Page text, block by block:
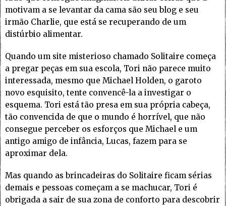
motivam a se levantar da cama são seu blog e seu
irmão Charlie, que está se recuperando de um
distúrbio alimentar.
Quando um site misterioso chamado Solitaire começa
a pregar peças em sua escola, Tori não parece muito
interessada, mesmo que Michael Holden, o garoto
novo esquisito, tente convencê-la a investigar o
esquema. Tori está tão presa em sua própria cabeça,
tão convencida de que o mundo é horrível, que não
consegue perceber os esforços que Michael e um
antigo amigo de infância, Lucas, fazem para se
aproximar dela.
Mas quando as brincadeiras do Solitaire ficam sérias
demais e pessoas começam a se machucar, Tori é
obrigada a sair de sua zona de conforto para descobrir